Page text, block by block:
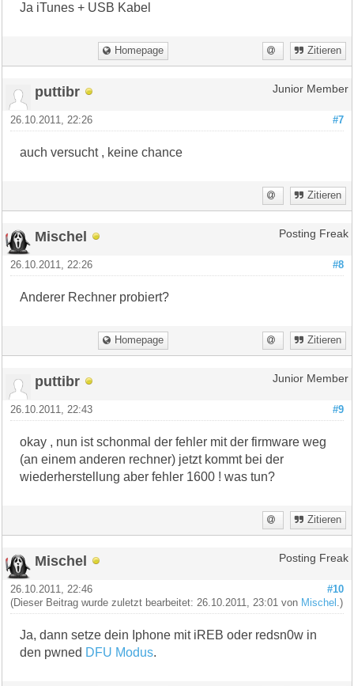
Ja iTunes + USB Kabel
Homepage Zitieren
puttibr Junior Member
#7
26.10.2011, 22:26
auch versucht , keine chance
Zitieren
Mischel Posting Freak
#8
26.10.2011, 22:26
Anderer Rechner probiert?
Homepage Zitieren
puttibr Junior Member
#9
26.10.2011, 22:43
okay , nun ist schonmal der fehler mit der firmware weg
(an einem anderen rechner) jetzt kommt bei der
wiederherstellung aber fehler 1600 ! was tun?
Zitieren
Mischel Posting Freak
#10
26.10.2011, 22:46
(Dieser Beitrag wurde zuletzt bearbeitet: 26.10.2011, 23:01 von Mischel .)
Ja, dann setze dein Iphone mit iREB oder redsn0w in
den pwned DFU Modus.